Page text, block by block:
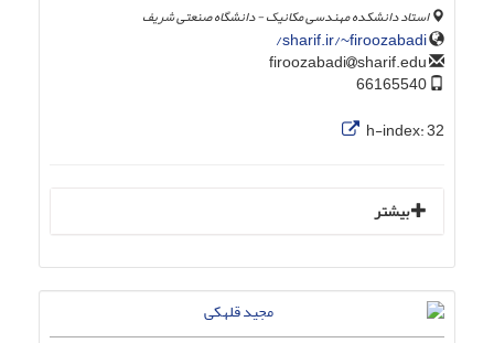
استاد دانشکده مهندسی مکانیک - دانشگاه صنعتی شریف
sharif.ir/~firoozabadi/
sharif.edu
h-index:32
بیشتر